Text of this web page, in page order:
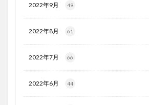
2022年9月 49
2022年8月 61
2022年7月 66
2022年6月 44